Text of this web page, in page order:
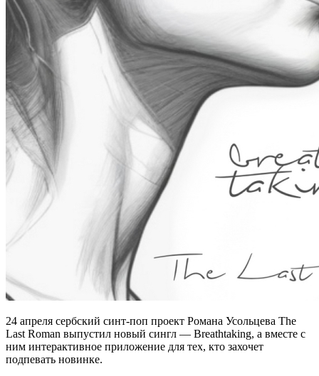
24 апреля сербский синт-поп проект Романа Усольцева The
Last Roman выпустил новый сингл — Breathtaking, а вместе с
ним интерактивное приложение для тех, кто захочет
подпевать новинке.